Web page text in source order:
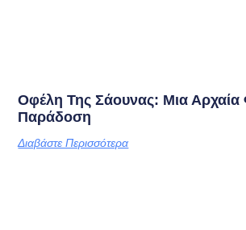
Οφέλη Της Σάουνας: Μια Αρχαία
Παράδοση
Διαβάστε Περισσότερα